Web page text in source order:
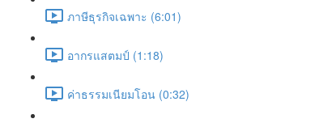
ภาษีธุรกิจเฉพาะ (6:01)
อากรแสตมป์ (1:18)
ค่าธรรมเนียมโอน (0:32)